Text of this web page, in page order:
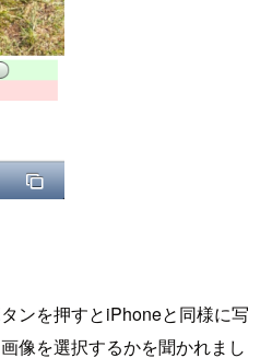
ンを押すとiPhoneと同様に写
像を選択するかを聞かれまし